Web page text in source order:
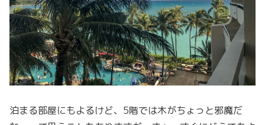
泊まる部屋にもよるけど、5階では木がちょっと邪魔だ